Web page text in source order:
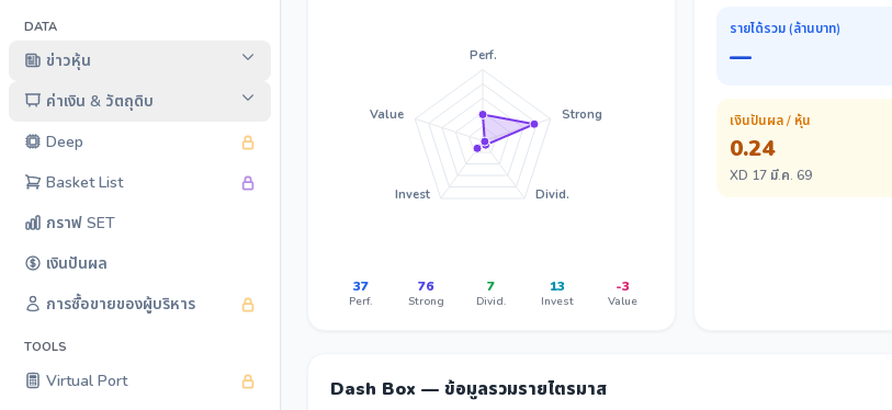
DATA
ข่าวหุ้น
ค่าเงิน & วัตถุดิบ
Deep
Basket List
กราฟ SET
เงินปันผล
การซื้อขายของผู้บริหาร
TOOLS
Virtual Port
Perf.
Strong
Divid.
Invest
Value
37
Perf.
76
Strong
7
Divid.
13
Invest
-3
Value
รายได้รวม (ล้านบาท)
—
เงินปันผล / หุ้น
0.24
XD 17 มี.ค. 69
Dash Box — ข้อมูลรวมรายไตรมาส